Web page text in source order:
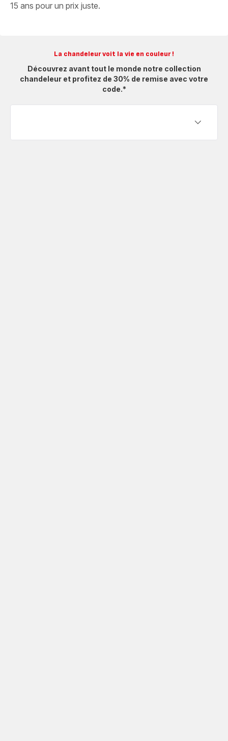
La chandeleur voit la vie en couleur !
Découvrez avant tout le monde notre collection
chandeleur et profitez de 30% de remise avec votre
code.*
15 ans pour un prix juste.